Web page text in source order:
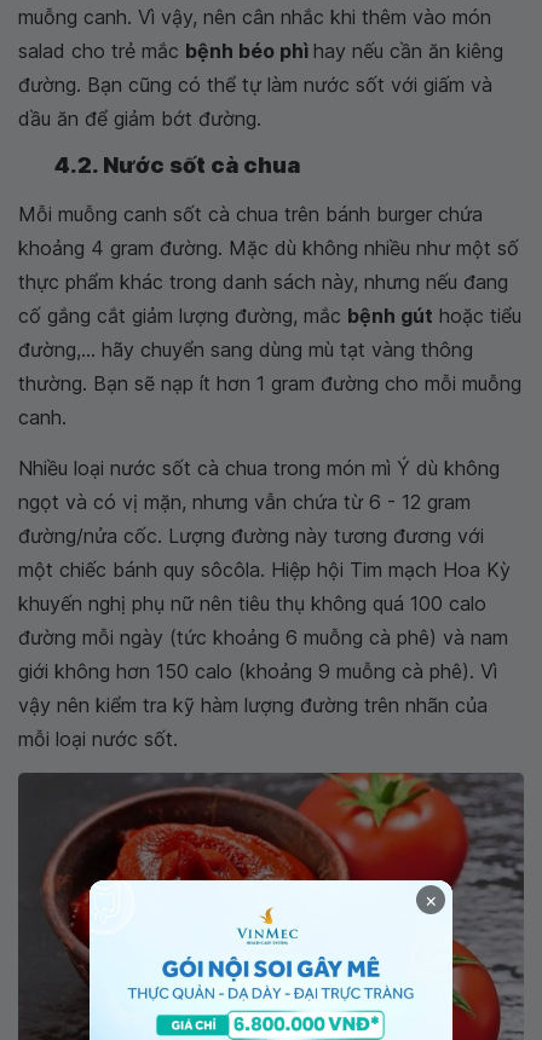
muỗng canh. Vì vậy, nên cân nhắc khi thêm vào món
salad cho trẻ mắc bệnh béo phì hay nếu cần ăn kiêng
đường. Bạn cũng có thể tự làm nước sốt với giấm và
dầu ăn để giảm bớt đường.
4.2. Nước sốt cà chua
Mỗi muỗng canh sốt cà chua trên bánh burger chứa
khoảng 4 gram đường. Mặc dù không nhiều như một số
thực phẩm khác trong danh sách này, nhưng nếu đang
cố gắng cắt giảm lượng đường, mắc bệnh gút hoặc tiểu
đường,... hãy chuyển sang dùng mù tạt vàng thông
thường. Bạn sẽ nạp ít hơn 1 gram đường cho mỗi muỗng
canh.
Nhiều loại nước sốt cà chua trong món mì Ý dù không
ngọt và có vị mặn, nhưng vẫn chứa từ 6 - 12 gram
đường/nửa cốc. Lượng đường này tương đương với
một chiếc bánh quy sôcôla. Hiệp hội Tim mạch Hoa Kỳ
khuyến nghị phụ nữ nên tiêu thụ không quá 100 calo
đường mỗi ngày (tức khoảng 6 muỗng cà phê) và nam
giới không hơn 150 calo (khoảng 9 muỗng cà phê). Vì
vậy nên kiểm tra kỹ hàm lượng đường trên nhãn của
mỗi loại nước sốt.
×